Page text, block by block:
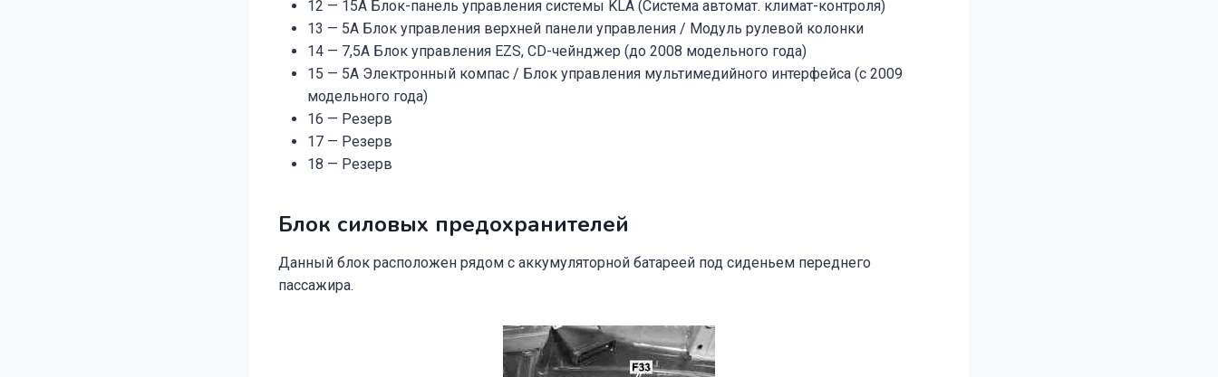
12 — 15А Блок-панель управления системы KLA (Система автомат. климат-контроля)
13 — 5А Блок управления верхней панели управления / Модуль рулевой колонки
14 — 7,5А Блок управления EZS, CD-чейнджер (до 2008 модельного года)
15 — 5А Электронный компас / Блок управления мультимедийного интерфейса (с 2009
модельного года)
16 — Резерв
17 — Резерв
18 — Резерв
Блок силовых предохранителей
Данный блок расположен рядом с аккумуляторной батареей под сиденьем переднего
пассажира.